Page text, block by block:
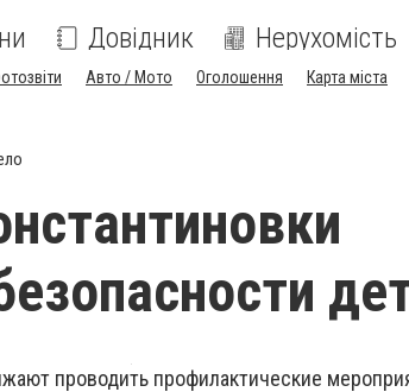
Довідник Нерухомість
Авто / Мото Оголошення Карта міста
проводить профилактические